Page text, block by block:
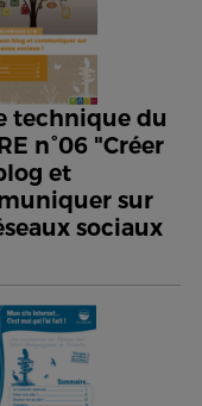
technique du
n°06 "Créer
et
sur
sociaux